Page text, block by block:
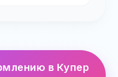
в Купер